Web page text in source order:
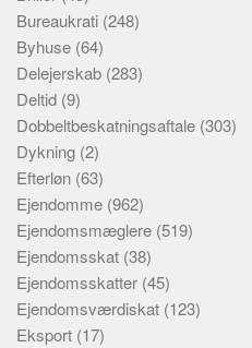
Bureaukrati (248)
Byhuse (64)
Delejerskab (283)
Deltid (9)
Dobbeltbeskatningsaftale (303)
Dykning (2)
Efterløn (63)
Ejendomme (962)
Ejendomsmæglere (519)
Ejendomsskat (38)
Ejendomsskatter (45)
Ejendomsværdiskat (123)
Eksport (17)